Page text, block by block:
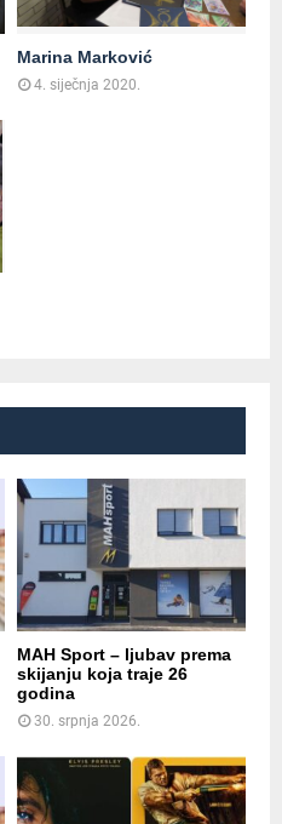
Marina Marković
4. siječnja 2020.
MAH Sport – ljubav prema
skijanju koja traje 26
godina
30. srpnja 2026.